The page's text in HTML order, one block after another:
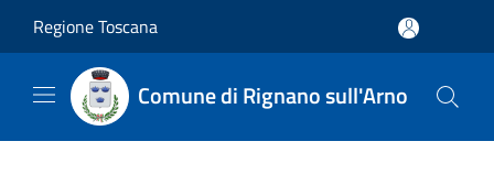
Regione Toscana
Comune di Rignano sull'Arno